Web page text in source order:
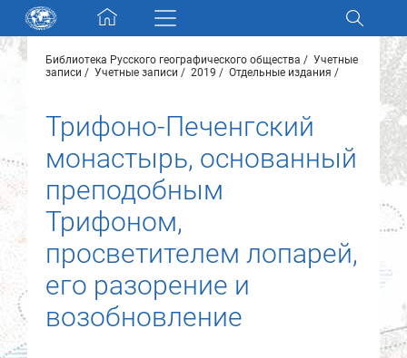
Skip navigation
Разделы и коллекции
Электронный каталог
Новости
О нас
Контакты
Партнеры
Библиотека Русского географического общества
Учетные
записи
Учетные записи 2019 Отдельные издания
Трифоно-Печенгский
монастырь, основанный
преподобным
Трифоном,
просветителем лопарей,
его разорение и
возобновление